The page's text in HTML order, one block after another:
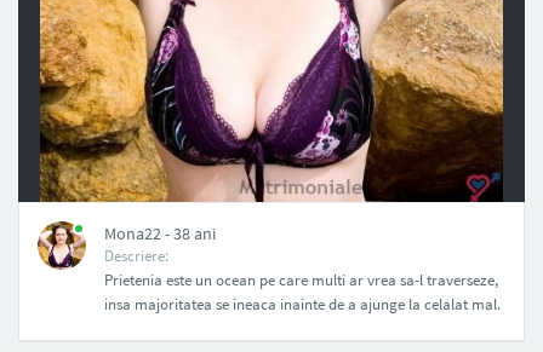
NAN
Mona22 - 38 ani
Descriere:
Prietenia este un ocean pe care multi ar vrea sa-l traverseze,
insa majoritatea se ineaca inainte de a ajunge la celalat mal.